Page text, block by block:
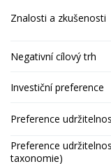
Znalosti a zkušenosti
Negativní cílový trh
Investiční preference
Preference
Preference
taxonomie)